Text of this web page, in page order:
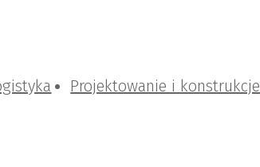
Projektowanie i konstrukcje